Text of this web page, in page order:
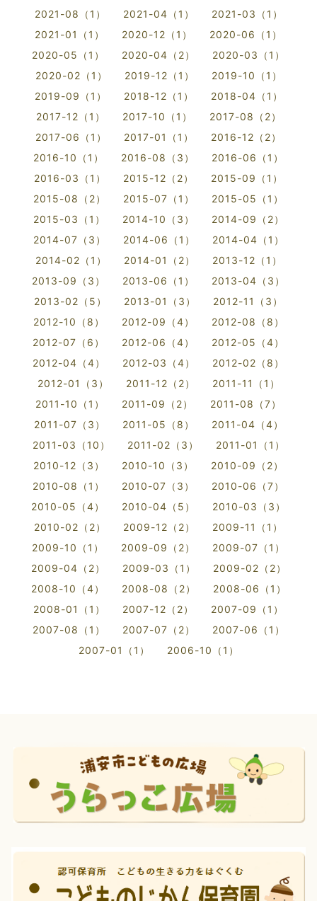
2021-08（1）
2021-04（1）
2021-03（1）
2021-01（1）
2020-12（1）
2020-06（1）
2020-05（1）
2020-04（2）
2020-03（1）
2020-02（1）
2019-12（1）
2019-10（1）
2019-09（1）
2018-12（1）
2018-04（1）
2017-12（1）
2017-10（1）
2017-08（2）
2017-06（1）
2017-01（1）
2016-12（2）
2016-10（1）
2016-08（3）
2016-06（1）
2016-03（1）
2015-12（2）
2015-09（1）
2015-08（2）
2015-07（1）
2015-05（1）
2015-03（1）
2014-10（3）
2014-09（2）
2014-07（3）
2014-06（1）
2014-04（1）
2014-02（1）
2014-01（2）
2013-12（1）
2013-09（3）
2013-06（1）
2013-04（3）
2013-02（5）
2013-01（3）
2012-11（3）
2012-10（8）
2012-09（4）
2012-08（8）
2012-07（6）
2012-06（4）
2012-05（4）
2012-04（4）
2012-03（4）
2012-02（8）
2012-01（3）
2011-12（2）
2011-11（1）
2011-10（1）
2011-09（2）
2011-08（7）
2011-07（3）
2011-05（8）
2011-04（4）
2011-03（10）
2011-02（3）
2011-01（1）
2010-12（3）
2010-10（3）
2010-09（2）
2010-08（1）
2010-07（3）
2010-06（7）
2010-05（4）
2010-04（5）
2010-03（3）
2010-02（2）
2009-12（2）
2009-11（1）
2009-10（1）
2009-09（2）
2009-07（1）
2009-04（2）
2009-03（1）
2009-02（2）
2008-10（4）
2008-08（2）
2008-06（1）
2008-01（1）
2007-12（2）
2007-09（1）
2007-08（1）
2007-07（2）
2007-06（1）
2007-01（1）
2006-10（1）